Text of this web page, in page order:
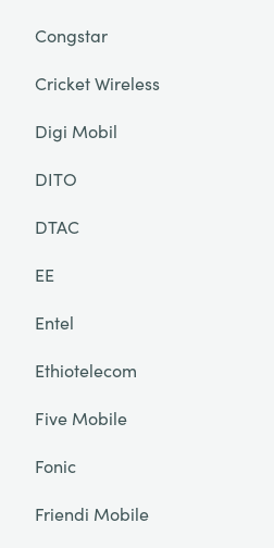
Congstar
Cricket Wireless
Digi Mobil
DITO
DTAC
EE
Entel
Ethiotelecom
Five Mobile
Fonic
Friendi Mobile